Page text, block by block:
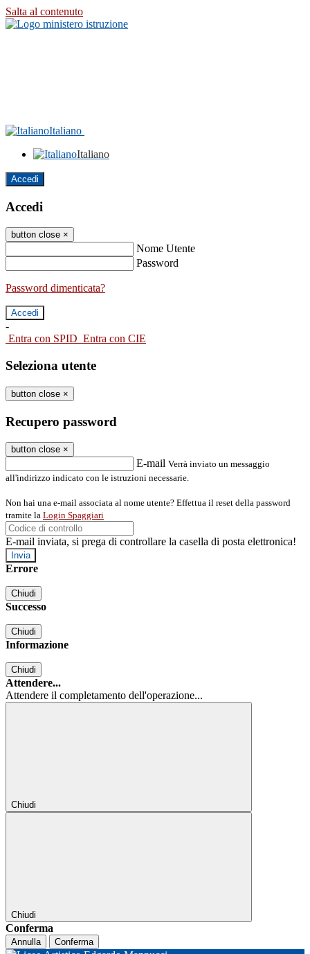
Salta al contenuto
Italiano
Italiano
Accedi
Accedi
button close ×
Nome Utente
Password
Password dimenticata?
-
Entra con SPID Entra con CIE
Seleziona utente
button close ×
Recupero password
button close ×
E-mail Verrà inviato un messaggio
all'indirizzo indicato con le istruzioni necessarie.
Non hai una e-mail associata al nome utente? Effettua il reset della password
tramite la Login Spaggiari
E-mail inviata, si prega di controllare la casella di posta elettronica!
Errore
Chiudi
Successo
Chiudi
Informazione
Chiudi
Attendere...
Attendere il completamento dell'operazione...
Chiudi
Chiudi
Conferma
Annulla Conferma